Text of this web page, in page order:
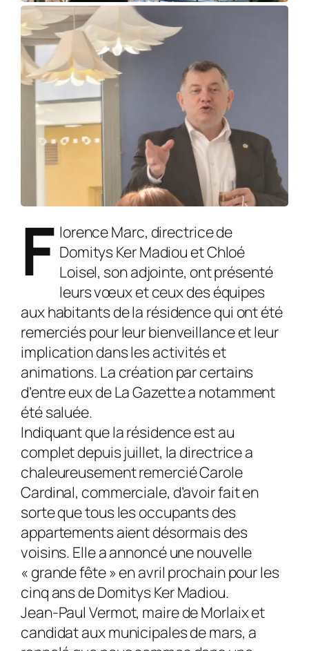
F lorence Marc, directrice de
Domitys Ker Madiou et Chloé
Loisel, son adjointe, ont présenté
leurs vœux et ceux des équipes
aux habitants de la résidence qui ont été
remerciés pour leur bienveillance et leur
implication dans les activités et
animations. La création par certains
d’entre eux de La Gazette a notamment
été saluée.
Indiquant que la résidence est au
complet depuis juillet, la directrice a
chaleureusement remercié Carole
Cardinal, commerciale, d’avoir fait en
sorte que tous les occupants des
appartements aient désormais des
voisins. Elle a annoncé une nouvelle
« grande fête » en avril prochain pour les
cinq ans de Domitys Ker Madiou.
Jean-Paul Vermot, maire de Morlaix et
candidat aux municipales de mars, a